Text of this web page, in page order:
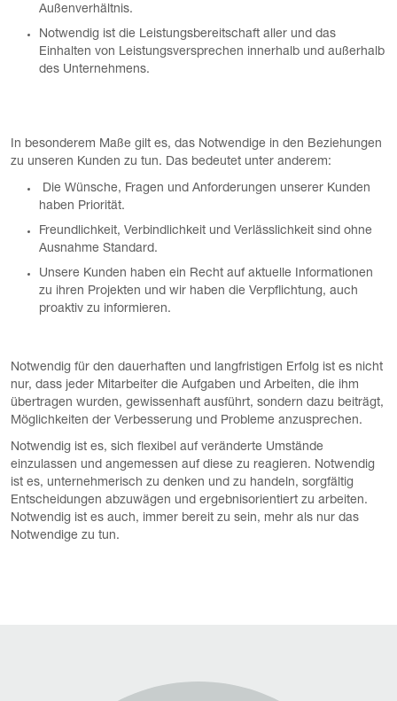
Außenverhältnis.
Notwendig ist die Leistungsbereitschaft aller und das
Einhalten von Leistungsversprechen innerhalb und außerhalb
des Unternehmens.
In besonderem Maße gilt es, das Notwendige in den Beziehungen
zu unseren Kunden zu tun. Das bedeutet unter anderem:
Die Wünsche, Fragen und Anforderungen unserer Kunden
haben Priorität.
Freundlichkeit, Verbindlichkeit und Verlässlichkeit sind ohne
Ausnahme Standard.
Unsere Kunden haben ein Recht auf aktuelle Informationen
zu ihren Projekten und wir haben die Verpflichtung, auch
proaktiv zu informieren.
Notwendig für den dauerhaften und langfristigen Erfolg ist es nicht
nur, dass jeder Mitarbeiter die Aufgaben und Arbeiten, die ihm
übertragen wurden, gewissenhaft ausführt, sondern dazu beiträgt,
Möglichkeiten der Verbesserung und Probleme anzusprechen.
Notwendig ist es, sich flexibel auf veränderte Umstände
einzulassen und angemessen auf diese zu reagieren. Notwendig
ist es, unternehmerisch zu denken und zu handeln, sorgfältig
Entscheidungen abzuwägen und ergebnisorientiert zu arbeiten.
Notwendig ist es auch, immer bereit zu sein, mehr als nur das
Notwendige zu tun.